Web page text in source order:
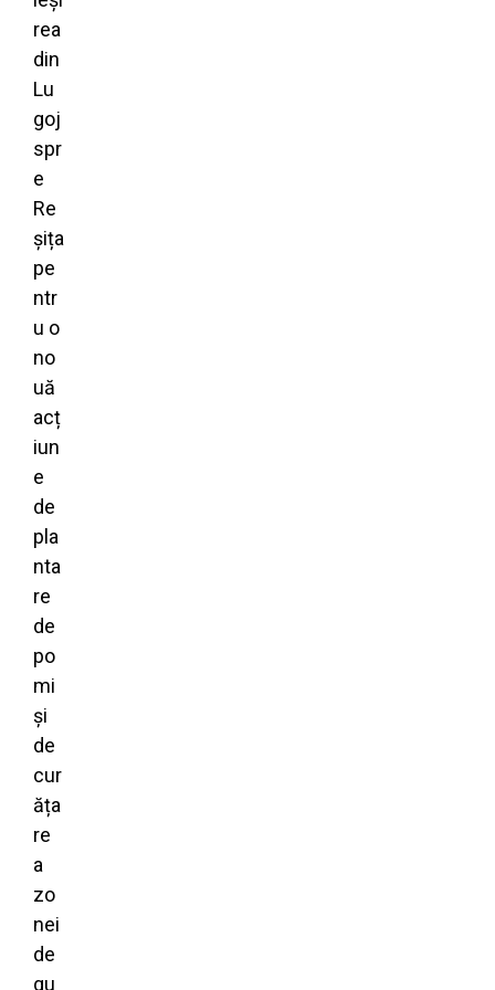
rea
din
Lu
goj
spr
e
Re
șița
pe
ntr
u o
no
uă
acț
iun
e
de
pla
nta
re
de
po
mi
și
de
cur
ăța
re
a
zo
nei
de
gu